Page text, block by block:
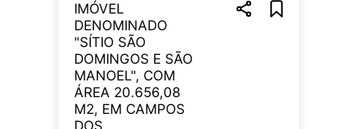
IMÓVEL
DENOMINADO
"SÍTIO SÃO
DOMINGOS E SÃO
MANOEL", COM
ÁREA 20.656,08
M2, EM CAMPOS
DOS